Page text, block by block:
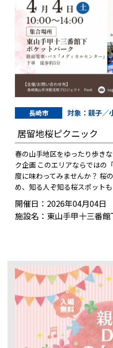
長崎市 対象：親子／
居留地桜ピクニック
春の山手地区をゆったり歩き
ク企画 このエリアならでは
度に味わってみませんか？ 桜
め、知る人ぞ知る桜スポット
開催日：2026年04月04日
施設名：東山手甲十三番